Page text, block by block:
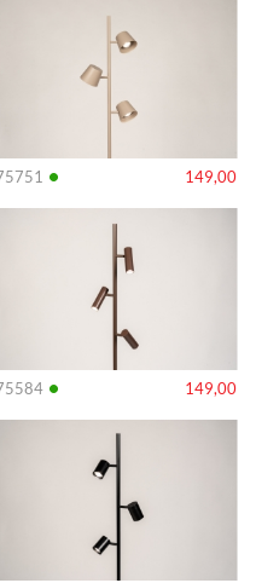
• 149,00
• 149,00